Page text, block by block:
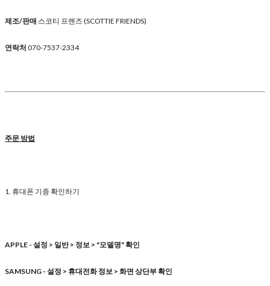
제조/판매 스코티 프렌즈 (SCOTTIE FRIENDS)
연락처 070-7537-2334
주문 방법
1. 휴대폰 기종 확인하기
APPLE - 설정 > 일반 > 정보 > "모델명" 확인
SAMSUNG - 설정 > 휴대전화 정보 > 화면 상단부 확인